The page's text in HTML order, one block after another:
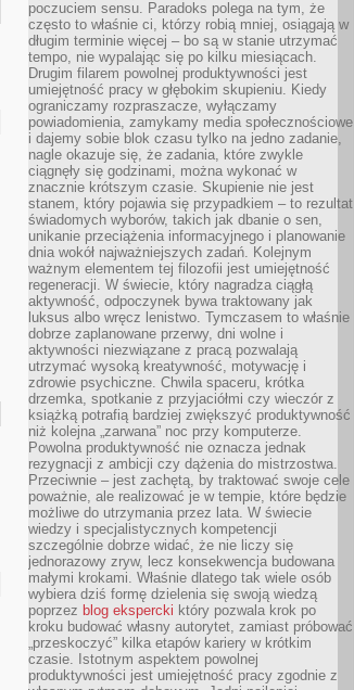
poczuciem sensu. Paradoks polega na tym, że
często to właśnie ci, którzy robią mniej, osiągają w
długim terminie więcej – bo są w stanie utrzymać
tempo, nie wypalając się po kilku miesiącach.
Drugim filarem powolnej produktywności jest
umiejętność pracy w głębokim skupieniu. Kiedy
ograniczamy rozpraszacze, wyłączamy
powiadomienia, zamykamy media społecznościowe
i dajemy sobie blok czasu tylko na jedno zadanie,
nagle okazuje się, że zadania, które zwykle
ciągnęły się godzinami, można wykonać w
znacznie krótszym czasie. Skupienie nie jest
stanem, który pojawia się przypadkiem – to rezultat
świadomych wyborów, takich jak dbanie o sen,
unikanie przeciążenia informacyjnego i planowanie
dnia wokół najważniejszych zadań. Kolejnym
ważnym elementem tej filozofii jest umiejętność
regeneracji. W świecie, który nagradza ciągłą
aktywność, odpoczynek bywa traktowany jak
luksus albo wręcz lenistwo. Tymczasem to właśnie
dobrze zaplanowane przerwy, dni wolne i
aktywności niezwiązane z pracą pozwalają
utrzymać wysoką kreatywność, motywację i
zdrowie psychiczne. Chwila spaceru, krótka
drzemka, spotkanie z przyjaciółmi czy wieczór z
książką potrafią bardziej zwiększyć produktywność
niż kolejna „zarwana” noc przy komputerze.
Powolna produktywność nie oznacza jednak
rezygnacji z ambicji czy dążenia do mistrzostwa.
Przeciwnie – jest zachętą, by traktować swoje cele
poważnie, ale realizować je w tempie, które będzie
możliwe do utrzymania przez lata. W świecie
wiedzy i specjalistycznych kompetencji
szczególnie dobrze widać, że nie liczy się
jednorazowy zryw, lecz konsekwencja budowana
małymi krokami. Właśnie dlatego tak wiele osób
wybiera dziś formę dzielenia się swoją wiedzą
poprzez blog ekspercki który pozwala krok po
kroku budować własny autorytet, zamiast próbować
„przeskoczyć” kilka etapów kariery w krótkim
czasie. Istotnym aspektem powolnej
produktywności jest umiejętność pracy zgodnie z